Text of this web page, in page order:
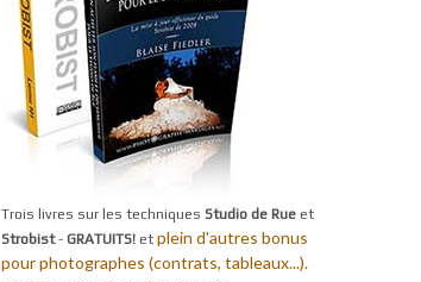
Trois livres sur les techniques Studio de Rueet
Strobist- GRATUITS! et plein d'autres bonus
pour photographes (contrats, tableaux...).